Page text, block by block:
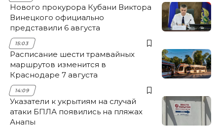
Нового прокурора Кубани Виктора
Винецкого официально
представили 6 августа
15:03
Расписание шести трамвайных
маршрутов изменится в
Краснодаре 7 августа
14:09
Указатели к укрытиям на случай
атаки БПЛА появились на пляжах
Анапы